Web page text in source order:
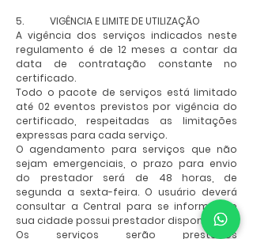
5. VIGÊNCIA E LIMITE DE UTILIZAÇÃO
A vigência dos serviços indicados neste
regulamento é de 12 meses a contar da
data de contratação constante no
certificado.
Todo o pacote de serviços está limitado
até 02 eventos previstos por vigência do
certificado, respeitadas as limitações
expressas para cada serviço.
O agendamento para serviços que não
sejam emergenciais, o prazo para envio
do prestador será de 48 horas, de
segunda a sexta-feira. O usuário deverá
consultar a Central para se informar se
sua cidade possui prestador disponível.
Os serviços serão prestados